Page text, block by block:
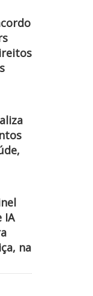
IA
na